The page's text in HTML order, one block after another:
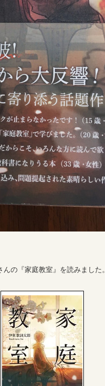
の『家庭教室』を読みました。